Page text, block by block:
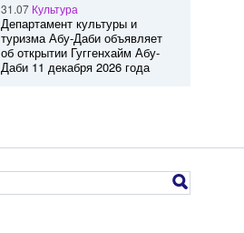
31.07 Культура
Департамент культуры и
туризма Абу-Даби объявляет
об открытии Гуггенхайм Абу-
Даби 11 декабря 2026 года